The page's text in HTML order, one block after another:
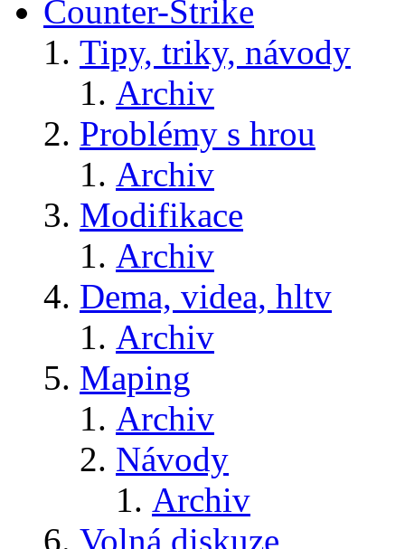
Counter-Strike
Tipy, triky, návody
Archiv
Problémy s hrou
Archiv
Modifikace
Archiv
Dema, videa, hltv
Archiv
Maping
Archiv
Návody
Archiv
Volná diskuze